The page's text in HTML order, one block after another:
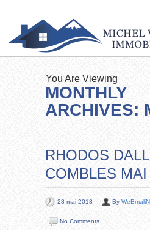
You Are Viewing
MONTHLY
ARCHIVES:
RHODOS
COMBLES
28 mai 2018 By WeBmaliN
No Comments